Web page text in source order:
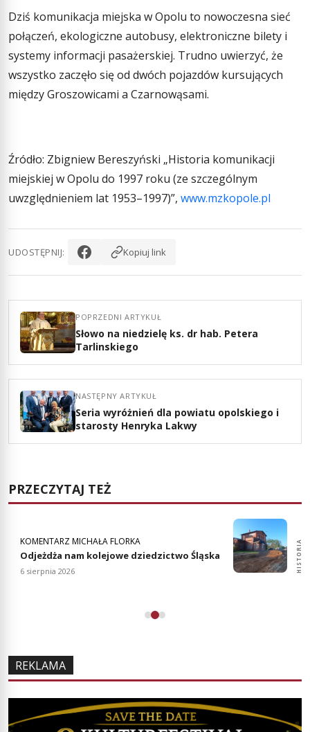
Dziś komunikacja miejska w Opolu to nowoczesna sieć
połączeń, ekologiczne autobusy, elektroniczne bilety i
systemy informacji pasażerskiej. Trudno uwierzyć, że
wszystko zaczęło się od dwóch pojazdów kursujących
między Groszowicami a Czarnowąsami.
Źródło: Zbigniew Bereszyński „Historia komunikacji
miejskiej w Opolu do 1997 roku (ze szczególnym
uwzględnieniem lat 1953–1997)”, www.mzkopole.pl
UDOSTĘPNIJ: Kopiuj link
POPRZEDNI ARTYKUŁ
Słowo na niedzielę ks. dr hab. Petera
Tarlinskiego
NASTĘPNY ARTYKUŁ
Seria wyróżnień dla powiatu opolskiego i
starosty Henryka Lakwy
PRZECZYTAJ TEŻ
KOMENTARZ MICHAŁA FLORKA
Odjeżdża nam kolejowe dziedzictwo Śląska
6 sierpnia 2026 HISTORIA
REKLAMA